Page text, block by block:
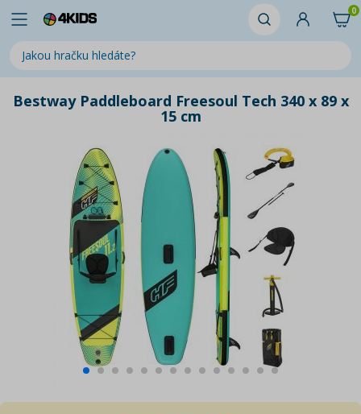
0
Bestway Paddleboard Freesoul Tech 340 x 89 x
15 cm